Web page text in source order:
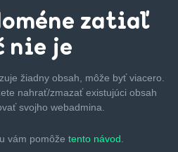
zatiaľ
nie je
žiadny obsah, môže byťviacero.
nahrať/zmazaťexistujúci obsah
svojho webadmina.
vám pomôže tento návod.